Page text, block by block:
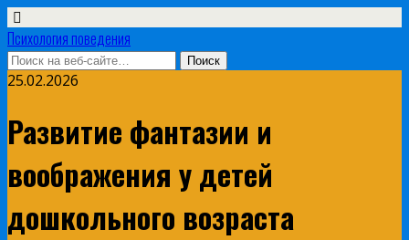
Психология поведения
25.02.2026
Развитие фантазии и
воображения у детей
дошкольного возраста